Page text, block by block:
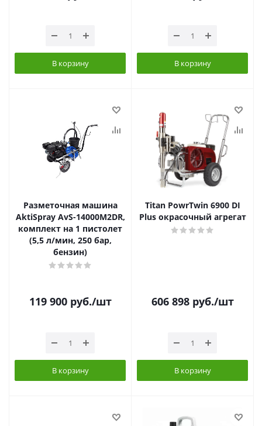
В корзину В корзину
Разметочная машина
AktiSpray AvS-14000M2DR,
комплект на 1 пистолет
(5,5 л/мин, 250 бар,
бензин)
119 900руб./шт
В корзину
Titan PowrTwin 6900 DI
Plus окрасочный агрегат
606 898руб./шт
В корзину